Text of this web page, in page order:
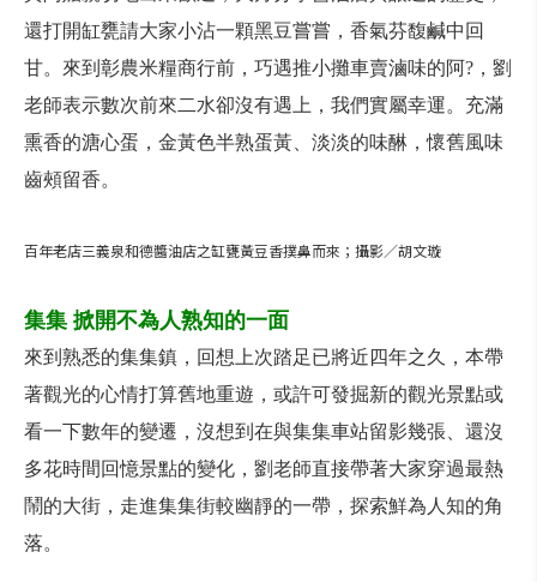
還打開缸甕請大家小沾一顆黑豆嘗嘗，香氣芬馥鹹中回
甘。來到彰農米糧商行前，巧遇推小攤車賣滷味的阿?，劉
老師表示數次前來二水卻沒有遇上，我們實屬幸運。充滿
熏香的溏心蛋，金黃色半熟蛋黃、淡淡的味醂，懷舊風味
齒頰留香。
百年老店三義泉和德醬油店之缸甕黃豆香撲鼻而來；攝影／胡文璇
集集 掀開不為人熟知的一面
來到熟悉的集集鎮，回想上次踏足已將近四年之久，本帶
著觀光的心情打算舊地重遊，或許可發掘新的觀光景點或
看一下數年的變遷，沒想到在與集集車站留影幾張、還沒
多花時間回憶景點的變化，劉老師直接帶著大家穿過最熱
鬧的大街，走進集集街較幽靜的一帶，探索鮮為人知的角
落。